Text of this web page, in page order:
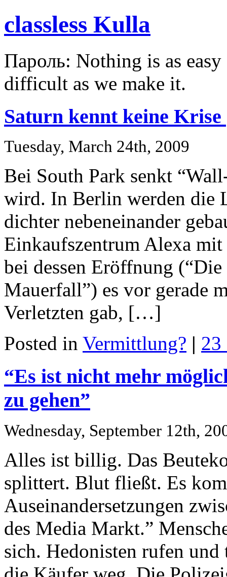
classless Kulla
Пароль: Nothing is as
difficult as we make it.
Saturn kennt keine
Tuesday, March 24th, 2009
Bei South Park senkt
wird. In Berlin werden die
dichter nebeneinander
Einkaufszentrum Alexa
bei dessen Eröffnung
Mauerfall”) es vor gerade
Verletzten gab, […]
Posted in Vermittlung? | 23
“Es ist nicht mehr
zu gehen”
Wednesday, September 12th,
Alles ist billig. Das
splittert. Blut fließt. Es
Auseinandersetzungen
des Media Markt.”
sich. Hedonisten rufen und